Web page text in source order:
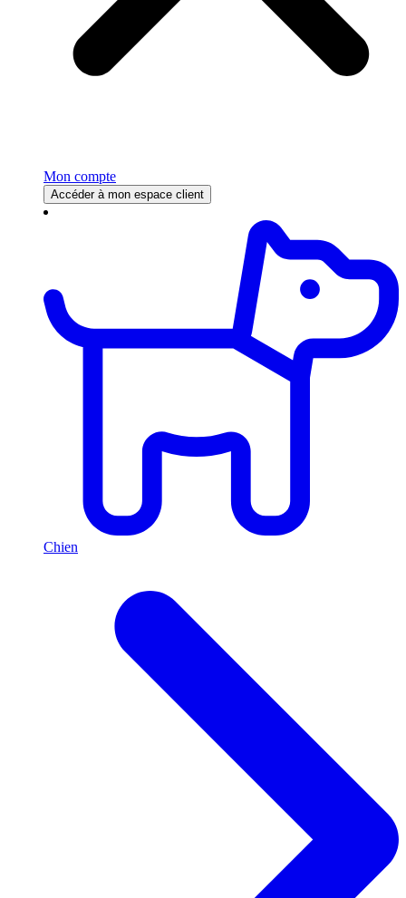
Mon compte
Accéder à mon espace client
Chien